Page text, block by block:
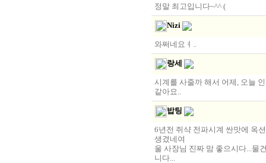
정말 최고입니다~^^ (
Nizi
와쩌네요ㅕ..
랑세
시계를 사줄까 해서 어제, 오늘
같아요..
밥팅
6년전 쥐샥 전파시계 싼맛에 옥
생겼네여
울 사장님 진짜 맘 좋으시다...물
니다...